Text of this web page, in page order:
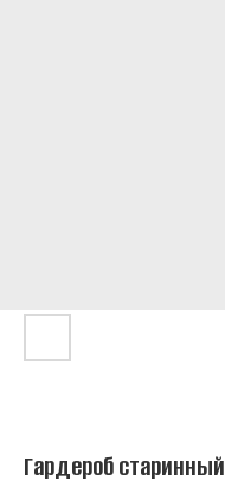
Гардероб старинный